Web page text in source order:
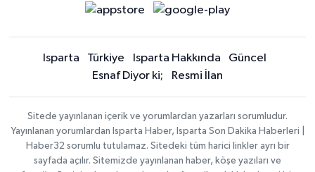
Isparta Türkiye Isparta Hakkında
Güncel
Esnaf Diyor ki;
Resmi İlan
Sitede yayınlanan içerik ve yorumlardan yazarları sorumludur.
Yayınlanan yorumlardan Isparta Haber, Isparta Son Dakika Haberleri |
Haber32 sorumlu tutulamaz. Sitedeki tüm harici linkler ayrı bir
sayfada açılır. Sitemizde yayınlanan haber, köşe yazıları ve